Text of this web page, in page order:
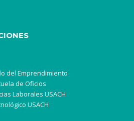
del Emprendimiento
de Oficios
Laborales USACH
USACH